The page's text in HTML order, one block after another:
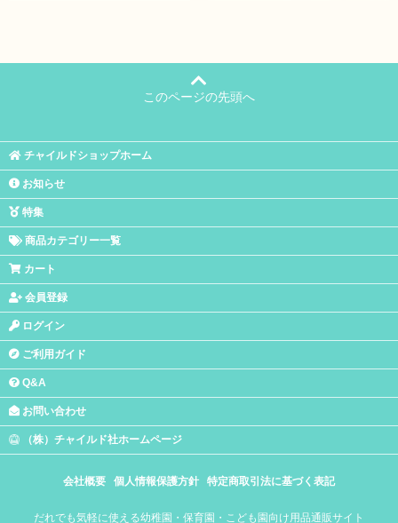
このページの先頭へ
チャイルドショップホーム
お知らせ
特集
商品カテゴリー一覧
カート
会員登録
ログイン
ご利用ガイド
Q&A
お問い合わせ
（株）チャイルド社ホームページ
会社概要 個人情報保護方針 特定商取引法に基づく表記
だれでも気軽に使える幼稚園・保育園・こども園向け用品通販サイト